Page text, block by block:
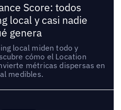
Score: todos
local y casi nadie
genera
local miden todo y
cómo el Location
métricas dispersas en
medibles.